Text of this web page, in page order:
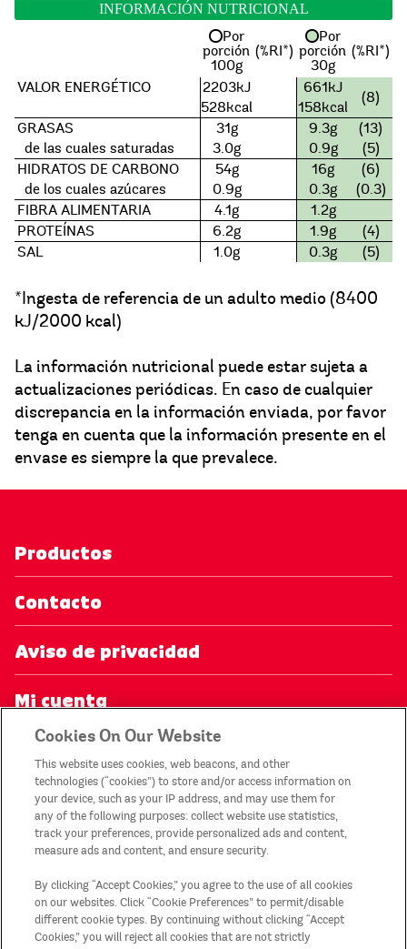
INFORMACIÓN NUTRICIONAL
Por
porción
100g
(%RI*)
Por
porción
30g
(%RI*)
VALOR ENERGÉTICO
2203kJ 661kJ
(8)
528kcal
158kcal
GRASAS
31g 9.3g
(13)
de las cuales saturadas
3.0g 0.9g
(5)
HIDRATOS DE CARBONO
54g 16g
(6)
de los cuales azúcares
0.9g 0.3g
(0.3)
FIBRA ALIMENTARIA
4.1g
1.2g
PROTEÍNAS
6.2g 1.9g
(4)
SAL
1.0g 0.3g (5)
*Ingesta de referencia de un adulto medio (8400
kJ/2000 kcal)
La información nutricional puede estar sujeta a
actualizaciones periódicas. En caso de cualquier
discrepancia en la información enviada, por favor
tenga en cuenta que la información presente en el
envase es siempre la que prevalece.
Productos
Contacto
Aviso de privacidad
Mi cuenta
Términos y condiciones de las
promociones
Mapa del sitio
País/Región
Cookies On Our Website
This website uses cookies, web beacons, and other
technologies (“cookies”) to store and/or access information on
your device, such as your IP address, and may use them for
any of the following purposes: collect website use statistics,
track your preferences, provide personalized ads and content,
measure ads and content, and ensure security.
By clicking “Accept Cookies,” you agree to the use of all cookies
on our websites. Click “Cookie Preferences” to permit/disable
different cookie types. By continuing without clicking “Accept
Cookies,” you will reject all cookies that are not strictly